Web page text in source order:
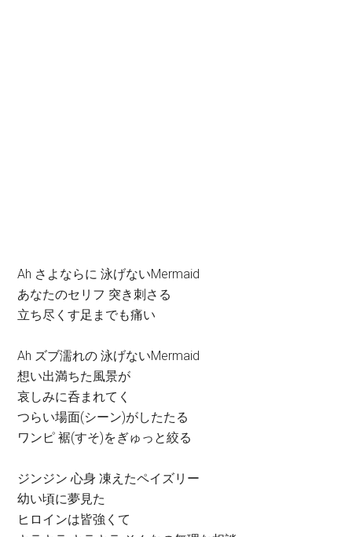
Ah さよならに 泳げないMermaid
あなたのセリフ 突き刺さる
立ち尽くす足までも痛い
Ah ズブ濡れの 泳げないMermaid
想い出満ちた風景が
哀しみに呑まれてく
つらい場面(シーン)がしたたる
ワンピ 裾(すそ)をぎゅっと絞る
ジンジン 心身 凍えたペイズリー
幼い頃に夢見た
ヒロインは皆強くて